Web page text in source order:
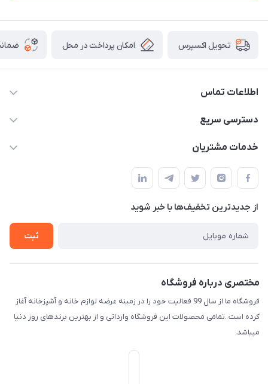
تحویل اکسپرس امکان پرداخت در محل
اطلاعات تماس
09165044753
دسترسی سریع
حساب کاربری
لیست محصولات
درباره ما
خدمات مشتریان
قوانین و مقررات
حریم خصوصی
راهنما
از جدید‌ترین تخفیف‌ها با‌ خبر شوید
ثبت
مختصری درباره فروشگاه
فروشگاه ما از سال 99 فعالیت خود را در زمینه عرضه لوازم خانه و آشپزخانه آغاز
کرده است .تمامی محصولات این فروشگاه وارداتی و از بهترین برندهای روز دنیا
میباشد.